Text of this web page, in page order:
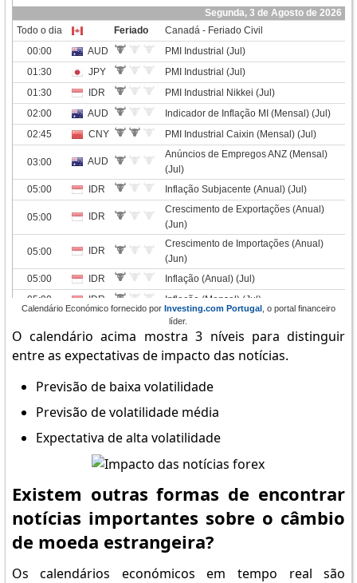
Calendário Económico fornecido por Investing.com Portugal, o portal financeiro
líder.
O calendário acima mostra 3 níveis para distinguir
entre as expectativas de impacto das notícias.
Previsão de baixa volatilidade
Previsão de volatilidade média
Expectativa de alta volatilidade
Existem outras formas de encontrar
notícias importantes sobre o câmbio
de moeda estrangeira?
Os calendários económicos em tempo real são